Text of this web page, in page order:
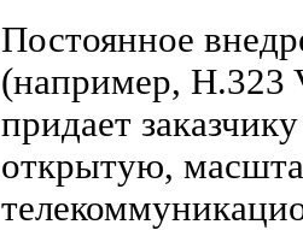
Постоянное
(например, H.323
придает
открытую,